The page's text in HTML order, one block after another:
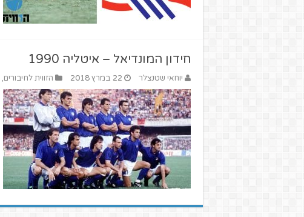
חידון המונדיאל – איטליה 1990
יוחאי שטנצלר 22 במרץ 2018 הזווית לחיבורים,